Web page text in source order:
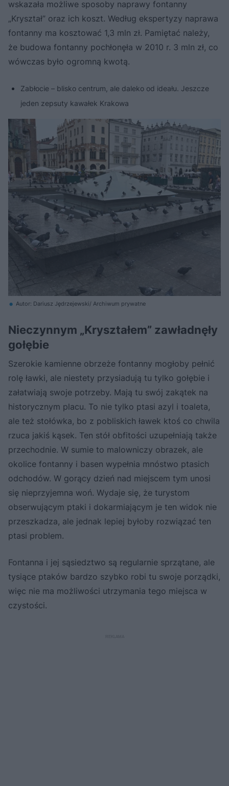
wskazała możliwe sposoby naprawy fontanny
„Kryształ” oraz ich koszt. Według ekspertyzy naprawa
fontanny ma kosztować 1,3 mln zł. Pamiętać należy,
że budowa fontanny pochłonęła w 2010 r. 3 mln zł, co
wówczas było ogromną kwotą.
Zabłocie – blisko centrum, ale daleko od ideału. Jeszcze
jeden zepsuty kawałek Krakowa
Autor: Dariusz Jędrzejewski/ Archiwum prywatne
Nieczynnym „Kryształem” zawładnęły
gołębie
Szerokie kamienne obrzeże fontanny mogłoby pełnić
rolę ławki, ale niestety przysiadują tu tylko gołębie i
załatwiają swoje potrzeby. Mają tu swój zakątek na
historycznym placu. To nie tylko ptasi azyl i toaleta,
ale też stołówka, bo z pobliskich ławek ktoś co chwila
rzuca jakiś kąsek. Ten stół obfitości uzupełniają także
przechodnie. W sumie to malowniczy obrazek, ale
okolice fontanny i basen wypełnia mnóstwo ptasich
odchodów. W gorący dzień nad miejscem tym unosi
się nieprzyjemna woń. Wydaje się, że turystom
obserwującym ptaki i dokarmiającym je ten widok nie
przeszkadza, ale jednak lepiej byłoby rozwiązać ten
ptasi problem.
Fontanna i jej sąsiedztwo są regularnie sprzątane, ale
tysiące ptaków bardzo szybko robi tu swoje porządki,
więc nie ma możliwości utrzymania tego miejsca w
czystości.